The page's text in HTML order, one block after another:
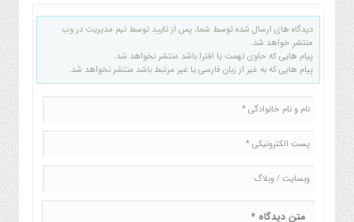
دیدگاه های ارسال شده توسط شما، پس از تایید توسط تیم مدیریت در وب
منتشر خواهد شد.
پیام هایی که حاوی تهمت یا افترا باشد منتشر نخواهد شد.
پیام هایی که به غیر از زبان فارسی یا غیر مرتبط باشد منتشر نخواهد شد.